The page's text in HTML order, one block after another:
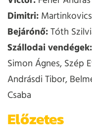
Dimitri:
Bejárónő:Tóth
Szállodai vendégek:
Simon Ágnes, Szép
Andrásdi Tibor,
Csaba
Előzetes